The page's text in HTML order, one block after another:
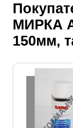
МИРКА
150мм,